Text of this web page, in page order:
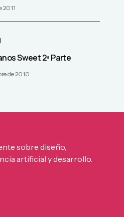
2011
Sweet 2ª Parte
de 2010
sobre diseño,
artificial y desarrollo.